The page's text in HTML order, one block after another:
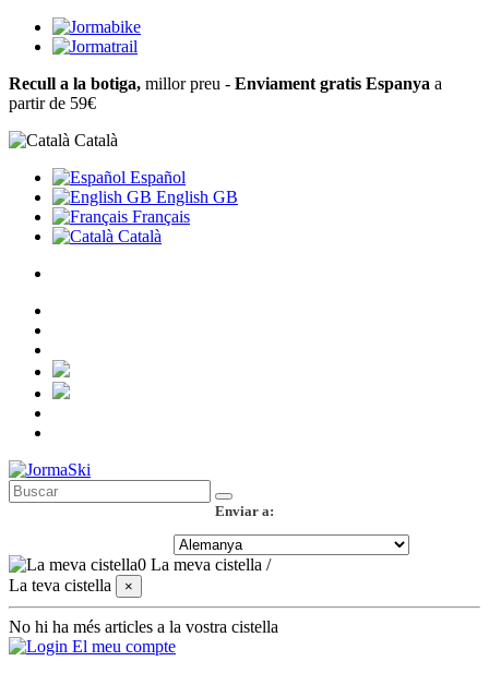
Recull a la botiga, millor preu - Enviament gratis Espanya a
partir de 59€
Català
Español
English GB
Français
Català
Enviar a:
0 La meva cistella /
La teva cistella
×
No hi ha més articles a la vostra cistella
El meu compte